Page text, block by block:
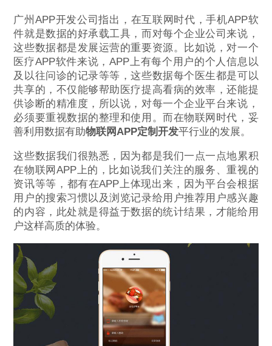
广州APP开发公司指出，在互联网时代，手机APP软
件就是数据的好承载工具，而对每个企业公司来说，
这些数据都是发展运营的重要资源。比如说，对一个
医疗APP软件来说，APP上有每个用户的个人信息以
及以往问诊的记录等等，这些数据每个医生都是可以
共享的，不仅能够帮助医疗提高看病的效率，还能提
供诊断的精准度，所以说，对每一个企业平台来说，
必须要重视数据的整理和使用。而在物联网时代，妥
善利用数据有助物联网APP定制开发平行业的发展。
这些数据我们很熟悉，因为都是我们一点一点地累积
在物联网APP上的，比如说我们关注的服务、重视的
资讯等等，都有在APP上体现出来，因为平台会根据
用户的搜索习惯以及浏览记录给用户推荐用户感兴趣
的内容，此处就是得益于数据的统计结果，才能给用
户这样高质的体验。